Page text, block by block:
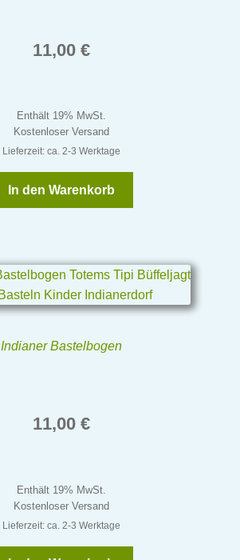
11,00 €
Enthält 19% MwSt.
Kostenloser Versand
Lieferzeit: ca. 2-3 Werktage
In den Warenkorb
Indianer Bastelbogen
11,00 €
Enthält 19% MwSt.
Kostenloser Versand
Lieferzeit: ca. 2-3 Werktage